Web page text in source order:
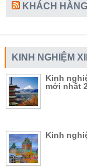
KHÁCH
KINH NGHIỆM
Kinh
mới nhất
Kinh